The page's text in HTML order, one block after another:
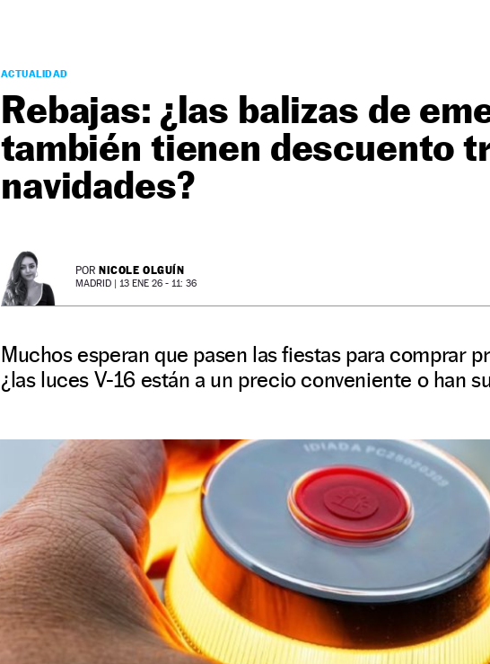
ACTUALIDAD
Rebajas: ¿las balizas de
también tienen descuento
navidades?
POR NICOLE OLGUÍN
MADRID | 13 ENE 26 - 11: 36
Muchos esperan que pasen las fiestas para comprar
¿las luces V-16 están a un precio conveniente o han